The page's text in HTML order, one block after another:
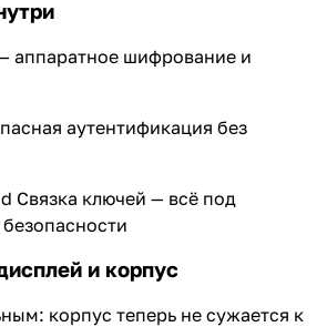
аппаратное шифрование и
аутентификация без
Связка ключей — всё под
и корпус
корпус теперь не сужается к